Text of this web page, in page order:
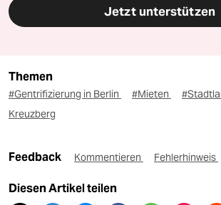
Jetzt unterstützen
Themen
#Gentrifizierung in Berlin #Mieten
Kreuzberg
Feedback Kommentieren Fehlerhinweis
Diesen Artikel teilen